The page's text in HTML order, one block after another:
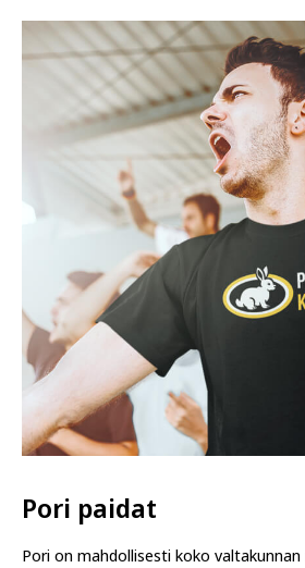
Pori paidat
Pori on mahdollisesti koko valtakunnan